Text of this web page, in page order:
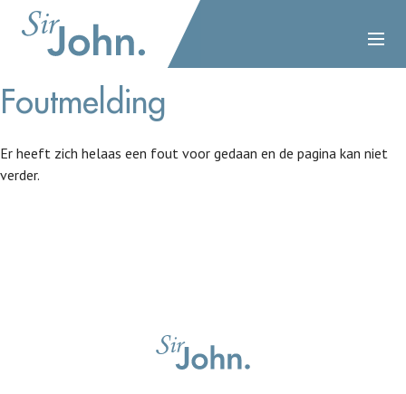
Foutmelding
Er heeft zich helaas een fout voor gedaan en de pagina kan niet
verder.